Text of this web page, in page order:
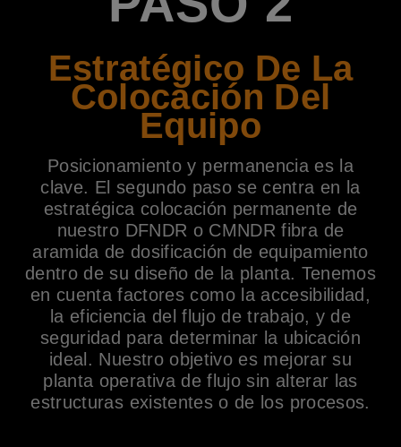
Estratégico De La
Colocación Del
Equipo
Posicionamiento y permanencia es la
clave. El segundo paso se centra en la
estratégica colocación permanente de
nuestro DFNDR o CMNDR fibra de
aramida de dosificación de equipamiento
dentro de su diseño de la planta. Tenemos
en cuenta factores como la accesibilidad,
la eficiencia del flujo de trabajo, y de
seguridad para determinar la ubicación
ideal. Nuestro objetivo es mejorar su
planta operativa de flujo sin alterar las
estructuras existentes o de los procesos.